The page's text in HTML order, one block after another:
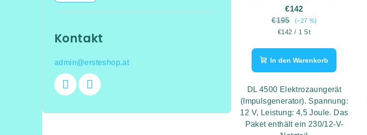
Kontakt
admin@ersteshop.at
€142
€195
(–27 %)
Verkaufspreis:
€142 / 1 St
In den Warenkorb
DL 4500 Elektrozaungerät
(Impulsgenerator). Spannung:
12 V, Leistung: 4,5 Joule. Das
Paket enthält ein 230/12-V-